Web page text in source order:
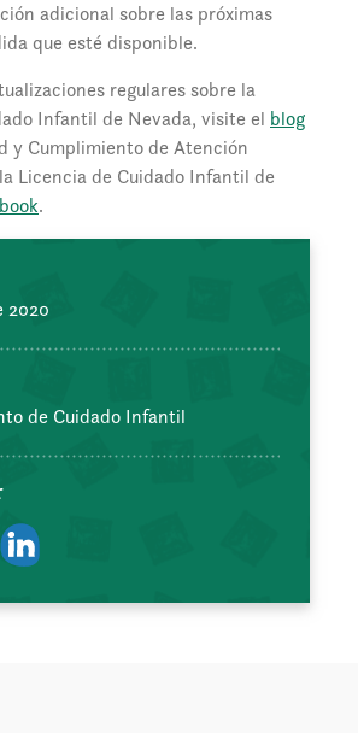
adicional sobre las próximas
que esté disponible.
regulares sobre la
Infantil de Nevada, visite el blog
y Cumplimiento de Atención
Licencia de Cuidado Infantil de
.
2020
de Cuidado Infantil